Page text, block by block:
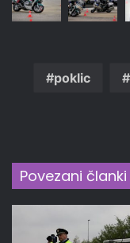
poklic
Povezani članki